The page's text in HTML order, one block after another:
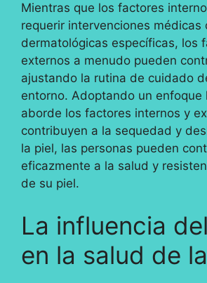
Mientras que los factores
requerir intervenciones médicas
dermatológicas específicas, los
externos a menudo pueden
ajustando la rutina de cuidado
entorno. Adoptando un enfoque
aborde los factores internos y
contribuyen a la sequedad y
la piel, las personas pueden
eficazmente a la salud y
de su piel.
La influencia
en la salud de